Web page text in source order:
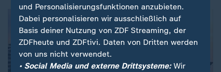
und Personalisierungsfunktionen anzubieten.
Dabei personalisieren wir ausschließlich auf
Basis deiner Nutzung von ZDF Streaming, der
ZDFheute und ZDFtivi. Daten von Dritten werden
von uns nicht verwendet.
• Social Media und externe Drittsysteme:Wir